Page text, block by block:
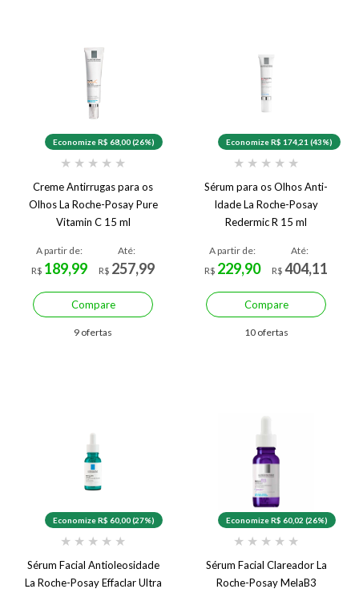
Economize R$ 68,00 (26%)
★ ★ ★ ★ ★
Creme Antirrugas para os
Olhos La Roche-Posay Pure
Vitamin C 15 ml
A partir de:
R$ 189,99
Até:
R$ 257,99
Compare
9 ofertas
Economize R$ 174,21 (43%)
★ ★ ★ ★ ★
Sérum para os Olhos Anti-
Idade La Roche-Posay
Redermic R 15 ml
A partir de:
R$ 229,90
Até:
R$404,11
Compare
10 ofertas
Economize R$ 60,00 (27%)
★ ★ ★ ★ ★
Sérum Facial Antioleosidade
La Roche-Posay Effaclar Ultra
Economize R$ 60,02 (26%)
★ ★ ★ ★ ★
Sérum Facial Clareador La
Roche-Posay MelaB3